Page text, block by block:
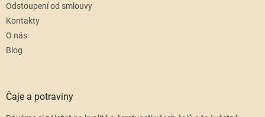
Odstoupení od smlouvy
Kontakty
O nás
Blog
Čaje a potraviny